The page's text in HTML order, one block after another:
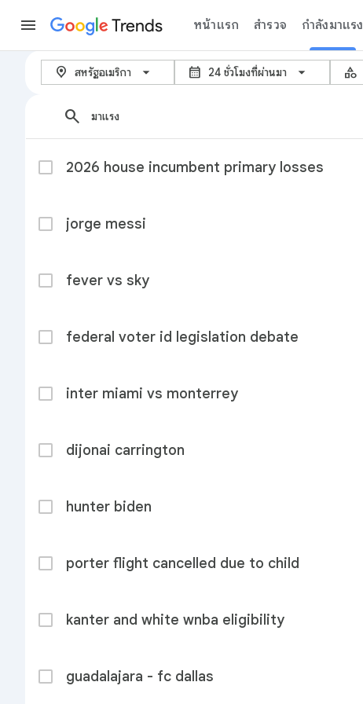
Trends หน้าแรก สำรวจ กำลังมาแรง
กำลังมาแรง - Google เทรนด์
location_on สหรัฐอเมริกา calendar_month 24 ชั่วโมงที่ผ่านมา category
arrow_back_ios_new
search มาแรง
2026 house incumbent primary losses
jorge messi
fever vs sky
federal voter id legislation debate
inter miami vs monterrey
dijonai carrington
hunter biden
porter flight cancelled due to child
kanter and white wnba eligibility
guadalajara - fc dallas